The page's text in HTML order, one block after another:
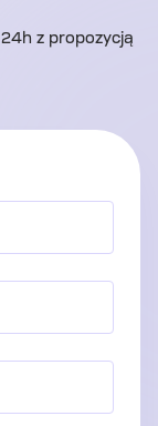
z propozycją